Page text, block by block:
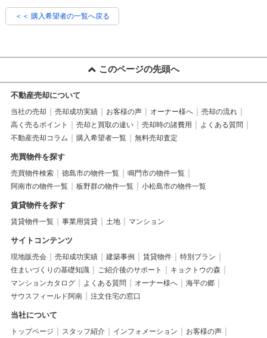
＜＜ 購入希望者の一覧へ戻る
このページの先頭へ
不動産売却について
当社の売却 売却成功実績 お客様の声 オーナー様へ
売却の流れ
高く売るポイント
売却と買取の違い 売却時の諸費用
よくある質問
不動産売却コラム
購入希望者一覧 無料売却査定
売買物件を探す
売買物件検索 徳島市の物件一覧
鳴門市の物件一覧
阿南市の物件一覧
板野群の物件一覧 小松島市の物件一覧
賃貸物件を探す
賃貸物件一覧 事業用賃貸 土地 マンション
サイトコンテンツ
現地販売会 売却成功実績 建築事例 賃貸物件
特別プラン
住まいづくりの基礎知識
ご紹介後のサポート
キョクトウの森
マンションカタログ
よくある質問 オーナー様へ
海平の郷
サウスフィールド阿南
注文住宅の窓口
当社について
トップページ スタッフ紹介 インフォメーション
お客様の声